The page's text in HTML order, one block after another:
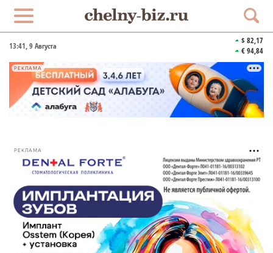
13:41, 9 Августа
$ 82,17
€ 94,84
РЕКЛАМА
РЕКЛАМА